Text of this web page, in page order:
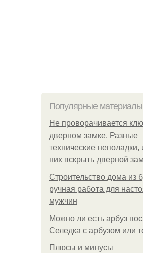
Популярные материалы
Не проворачивается
дверном замке. Разные
технические неполадки,
них вскрыть дверной
Строительство дома из
ручная работа для
мужчин
Можно ли есть арбуз
Селедка с арбузом или
Плюсы и минусы